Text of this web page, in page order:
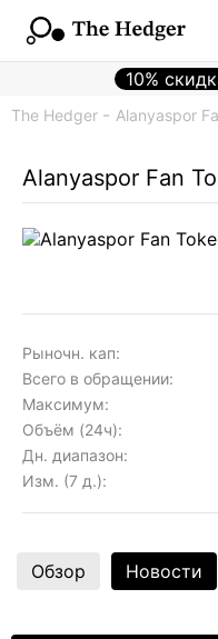
10%
The Hedger Alanyaspor
Alanyaspor Fan
Рыночн. кап:
Всего в обращении:
Максимум:
Объём (24ч):
Дн. диапазон:
Изм. (7 д.):
Обзор Новости